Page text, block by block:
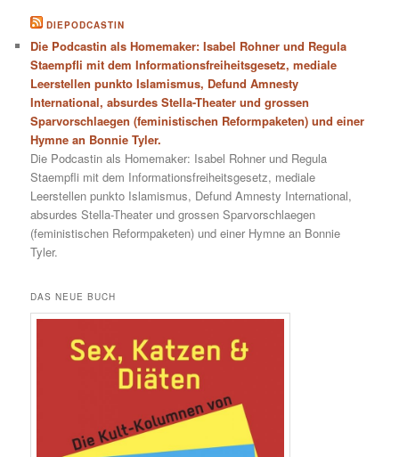
DIEPODCASTIN
Die Podcastin als Homemaker: Isabel Rohner und Regula
Staempfli mit dem Informationsfreiheitsgesetz, mediale
Leerstellen punkto Islamismus, Defund Amnesty
International, absurdes Stella-Theater und grossen
Sparvorschlaegen (feministischen Reformpaketen) und einer
Hymne an Bonnie Tyler.
Die Podcastin als Homemaker: Isabel Rohner und Regula
Staempfli mit dem Informationsfreiheitsgesetz, mediale
Leerstellen punkto Islamismus, Defund Amnesty International,
absurdes Stella-Theater und grossen Sparvorschlaegen
(feministischen Reformpaketen) und einer Hymne an Bonnie
Tyler.
DAS NEUE BUCH